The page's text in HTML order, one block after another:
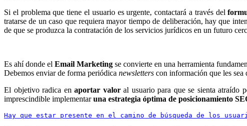
Si el problema que tiene el usuario es urgente, contactará a través del
tratarse de un caso que requiera mayor tiempo de deliberación, hay que
de que se produzca la contratación de los servicios jurídicos en un futuro
Es ahí donde el Email Marketing se convierte en una herramienta
Debemos enviar de forma periódica newsletters con información que les sea
El objetivo radica enaportar valoral usuario para que se sienta atraído
imprescindible implementaruna estrategia óptima de posicionamiento
Hay que estar presente en el camino de búsqueda de los